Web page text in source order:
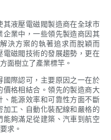
液壓電磁閥製造商在全球市
業中，一些領先製造商因其
決方案的執著追求而脫穎而
磁閥技術的發展趨勢，更在
面樹立了產業標竿。
際認可，主要原因之一在於
格相結合。領先的製造商大
能源效率和可靠性方面不斷
工、自動化裝配線和嚴格的
夠滿足從建築、汽車到航空
求。